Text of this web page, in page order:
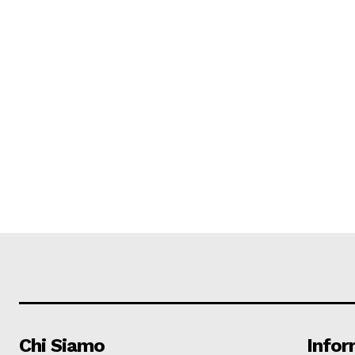
Chi Siamo